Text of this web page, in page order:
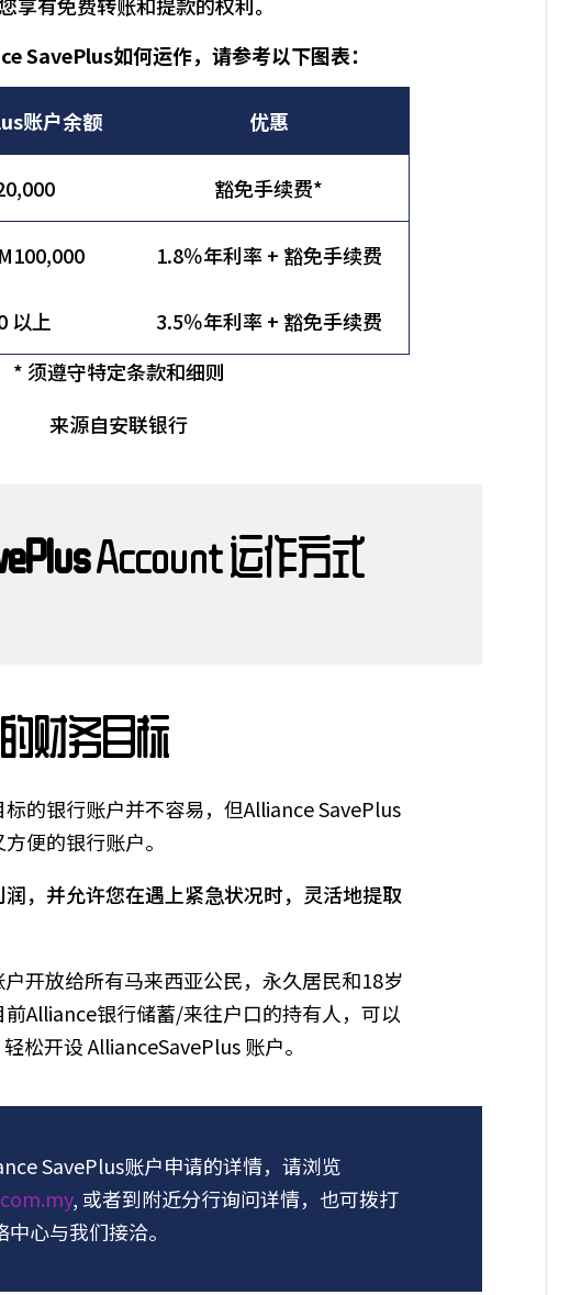
SavePlus如何运作，请参考以下图表：
账户余额 优惠
豁免手续费*
1.8％年利率 + 豁免手续费
以上
3.5％年利率 + 豁免手续费
* 须遵守特定条款和细则
来源自安联银行
Account 运作方式
财务目标
的银行账户并不容易，但Alliance SavePlus
便的银行账户。
，并允许您在遇上紧急状况时，灵活地提取
开放给所有马来西亚公民，永久居民和18岁
Alliance银行储蓄/来往户口的持有人，可以
轻松开设 AllianceSavePlus 账户。
SavePlus账户申请的详情，请浏览
, 或者到附近分行询问详情，也可拨打
心与我们接洽。